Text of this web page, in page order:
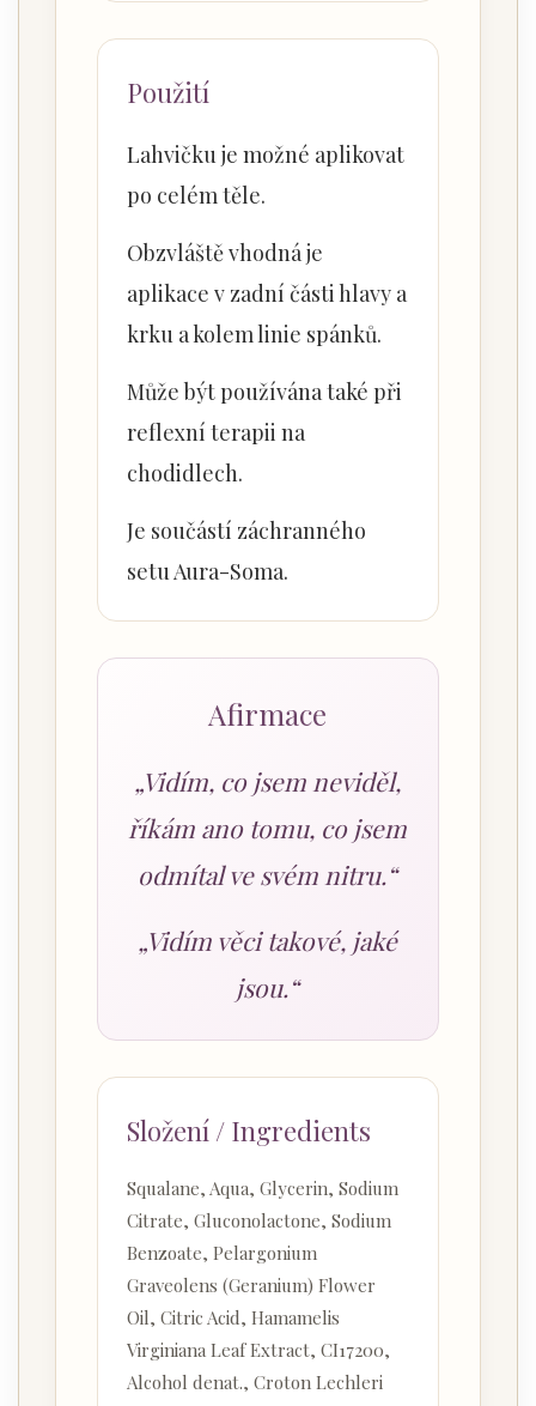
Použití
Lahvičku je možné aplikovat
po celém těle.
Obzvláště vhodná je
aplikace v zadní části hlavy a
krku a kolem linie spánků.
Může být používána také při
reflexní terapii na
chodidlech.
Je součástí záchranného
setu Aura-Soma.
Afirmace
„Vidím, co jsem neviděl,
říkám ano tomu, co jsem
odmítal ve svém nitru.“
„Vidím věci takové, jaké
jsou.“
Složení / Ingredients
Squalane, Aqua, Glycerin, Sodium
Citrate, Gluconolactone, Sodium
Benzoate, Pelargonium
Graveolens (Geranium) Flower
Oil, Citric Acid, Hamamelis
Virginiana Leaf Extract, CI17200,
Alcohol denat., Croton Lechleri